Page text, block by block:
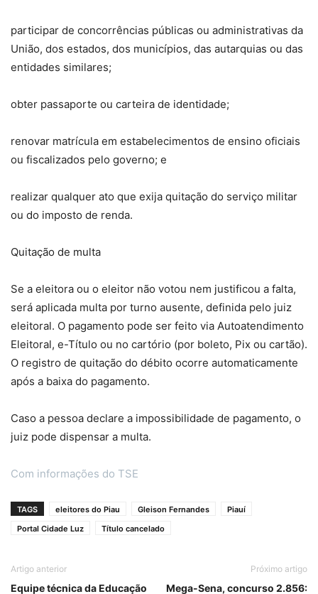
participar de concorrências públicas ou administrativas da
União, dos estados, dos municípios, das autarquias ou das
entidades similares;
obter passaporte ou carteira de identidade;
renovar matrícula em estabelecimentos de ensino oficiais
ou fiscalizados pelo governo; e
realizar qualquer ato que exija quitação do serviço militar
ou do imposto de renda.
Quitação de multa
Se a eleitora ou o eleitor não votou nem justificou a falta,
será aplicada multa por turno ausente, definida pelo juiz
eleitoral. O pagamento pode ser feito via Autoatendimento
Eleitoral, e-Título ou no cartório (por boleto, Pix ou cartão).
O registro de quitação do débito ocorre automaticamente
após a baixa do pagamento.
Caso a pessoa declare a impossibilidade de pagamento, o
juiz pode dispensar a multa.
Com informações do TSE
TAGS eleitores do Piau Gleison Fernandes
Piauí
Portal Cidade Luz
Título cancelado
Artigo anterior
Equipe técnica da Educação
Próximo artigo
Mega-Sena, concurso 2.856: